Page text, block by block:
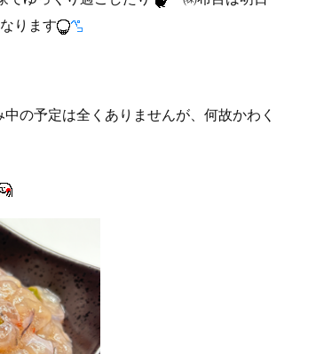
ります
の予定は全くありませんが、何故かわく